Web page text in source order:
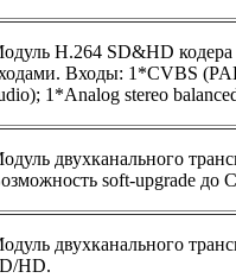
H.264 SD&HD
Входы: 1*CVBS
1*Analog stereo
двухканального
soft-upgrade до
двухканального
HD.